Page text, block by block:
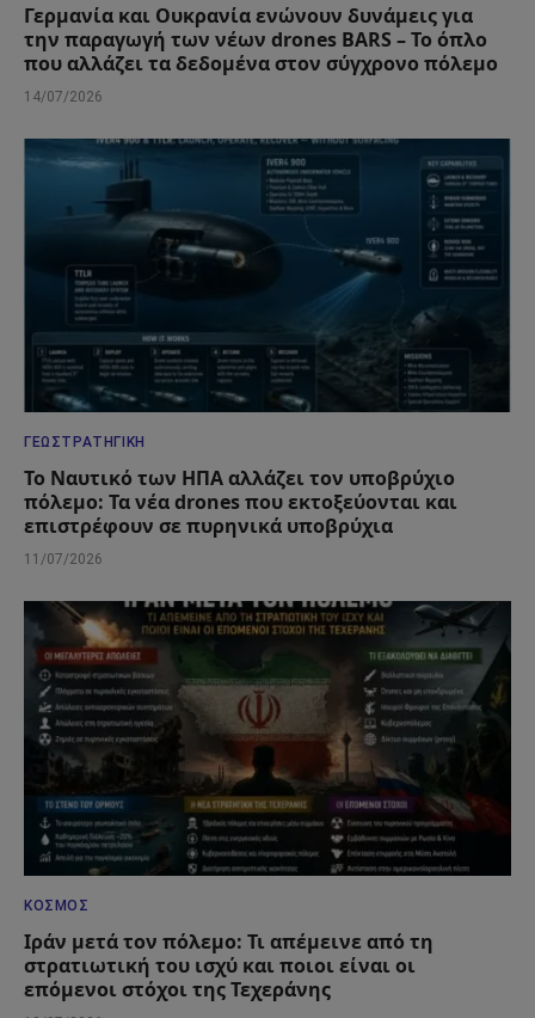
Γερμανία και Ουκρανία ενώνουν δυνάμεις για
την παραγωγή των νέων drones BARS – Το όπλο
που αλλάζει τα δεδομένα στον σύγχρονο πόλεμο
14/07/2026
ΓΕΩΣΤΡΑΤΗΓΙΚΉ
Το Ναυτικό των ΗΠΑ αλλάζει τον υποβρύχιο
πόλεμο: Τα νέα drones που εκτοξεύονται και
επιστρέφουν σε πυρηνικά υποβρύχια
11/07/2026
ΚΌΣΜΟΣ
Ιράν μετά τον πόλεμο: Τι απέμεινε από τη
στρατιωτική του ισχύ και ποιοι είναι οι
επόμενοι στόχοι της Τεχεράνης